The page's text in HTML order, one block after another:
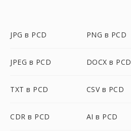
JPG в PCD PNG в PCD
JPEG в PCD DOCX в PCD
TXT в PCD CSV в PCD
CDR в PCD AI в PCD